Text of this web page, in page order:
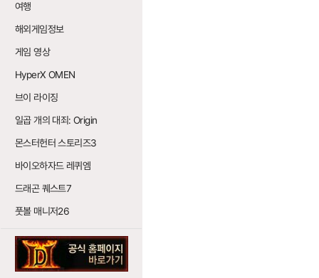
여행
해외게임정보
게임 영상
HyperX OMEN
브이 라이징
일곱 개의 대죄: Origin
몬스터헌터 스토리즈3
바이오하자드 레퀴엠
드래곤 퀘스트7
풋볼 매니저26